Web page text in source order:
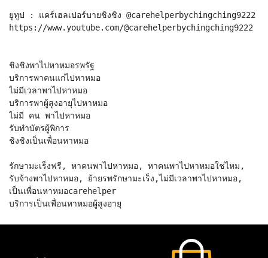
ยูทูป : แคร์เฮลเปอร์บายชิงชิง @carehelperbychingching9222
https://www.youtube.com/@carehelperbychingching9222
ชิงชิงพาไปหาหมอรพรัฐ
บริการพาคนแก่ไปหาหมอ
ไม่มีเวลาพาไปหาหมอ
บริการพาผู้สูงอายุไปหาหมอ
ไม่มี คน พาไปหาหมอ
รับทำบัตรผู้พิการ
ชิงชิงเป็นเพื่อนหาหมอ
รักษามะเร็งฟรี, หาคนพาไปหาหมอ, หาคนพาไปหาหมอใช่ไหม,
รับจ้างพาไปหาหมอ, ย้ายรพรักษามะเร็ง,ไม่มีเวลาพาไปหาหมอ,
เป็นเพื่อนหาหมอcarehelper